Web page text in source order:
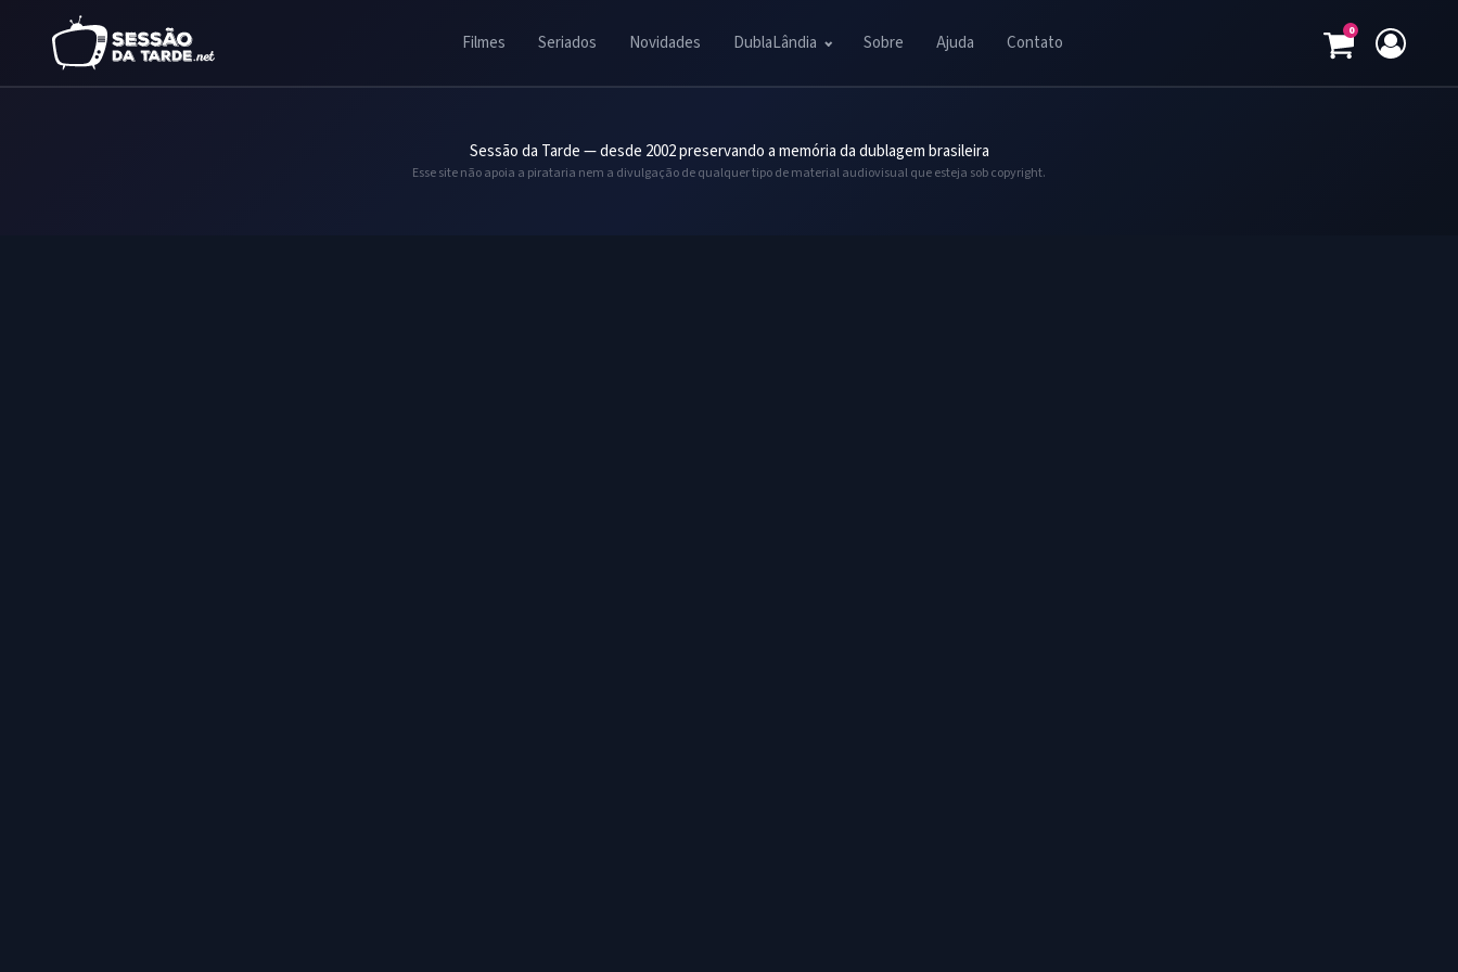
Filmes Seriados Novidades DublaLândia Sobre Ajuda Contato
0
Sessão da Tarde — desde 2002 preservando a memória da dublagem brasileira
Esse site não apoia a pirataria nem a divulgação de qualquer tipo de material audiovisual que esteja sob copyright.